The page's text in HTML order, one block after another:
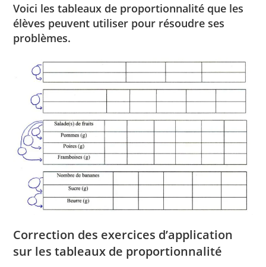
Voici les tableaux de proportionnalité que les
élèves peuvent utiliser pour résoudre ses
problèmes.
Correction des exercices d’application
sur les tableaux de proportionnalité